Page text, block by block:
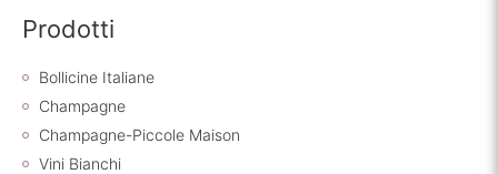
Prodotti
Bollicine Italiane
Champagne
Champagne-Piccole Maison
Vini Bianchi